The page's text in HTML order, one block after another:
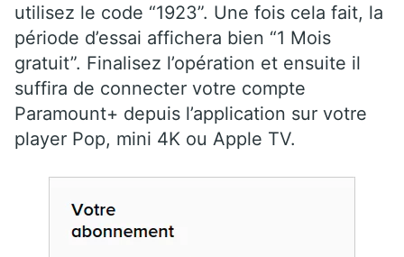
utilisez le code “1923”. Une fois cela fait, la
période d’essai affichera bien “1 Mois
gratuit”. Finalisez l’opération et ensuite il
suffira de connecter votre compte
Paramount+ depuis l’application sur votre
player Pop, mini 4K ou Apple TV.